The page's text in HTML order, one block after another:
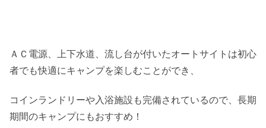
ＡＣ電源、上下水道、流し台が付いたオートサイトは初心
者でも快適にキャンプを楽しむことができ、
コインランドリーや入浴施設も完備されているので、長期
期間のキャンプにもおすすめ！